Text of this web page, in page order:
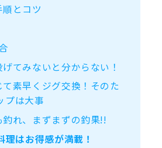
とコツ
てみないと分からない！
素早くジグ交換！そのた
プは大事
釣れ、まずまずの釣果!!
理はお得感が満載！